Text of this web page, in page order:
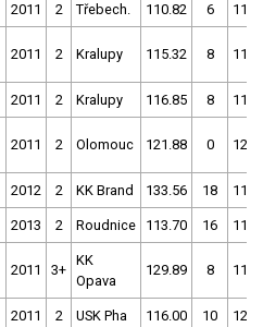
2011 2 Třebech. 110.82 6
2011 2 Kralupy 115.32 8
2011 2 Kralupy 116.85 8
2011 2 Olomouc 121.88 0
2012 2 KK Brand 133.56 18
2013 2 Roudnice 113.70 16
2011 3+
KK
Opava
129.89 8
2011 2 USK Pha 116.00 10